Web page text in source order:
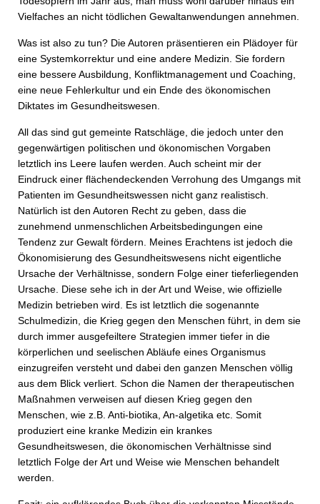
Vielfaches an nicht tödlichen Gewaltanwendungen annehmen.
Was ist also zu tun? Die Autoren präsentieren ein Plädoyer für
eine Systemkorrektur und eine andere Medizin. Sie fordern
eine bessere Ausbildung, Konfliktmanagement und Coaching,
eine neue Fehlerkultur und ein Ende des ökonomischen
Diktates im Gesundheitswesen.
All das sind gut gemeinte Ratschläge, die jedoch unter den
gegenwärtigen politischen und ökonomischen Vorgaben
letztlich ins Leere laufen werden. Auch scheint mir der
Eindruck einer flächendeckenden Verrohung des Umgangs mit
Patienten im Gesundheitswessen nicht ganz realistisch.
Natürlich ist den Autoren Recht zu geben, dass die
zunehmend unmenschlichen Arbeitsbedingungen eine
Tendenz zur Gewalt fördern. Meines Erachtens ist jedoch die
Ökonomisierung des Gesundheitswesens nicht eigentliche
Ursache der Verhältnisse, sondern Folge einer tieferliegenden
Ursache. Diese sehe ich in der Art und Weise, wie offizielle
Medizin betrieben wird. Es ist letztlich die sogenannte
Schulmedizin, die Krieg gegen den Menschen führt, in dem sie
durch immer ausgefeiltere Strategien immer tiefer in die
körperlichen und seelischen Abläufe eines Organismus
einzugreifen versteht und dabei den ganzen Menschen völlig
aus dem Blick verliert. Schon die Namen der therapeutischen
Maßnahmen verweisen auf diesen Krieg gegen den
Menschen, wie z.B. Anti-biotika, An-algetika etc. Somit
produziert eine kranke Medizin ein krankes
Gesundheitswesen, die ökonomischen Verhältnisse sind
letztlich Folge der Art und Weise wie Menschen behandelt
werden.